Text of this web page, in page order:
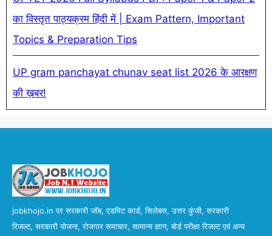
का विस्तृत पाठ्यक्रम हिंदी में | Exam Pattern, Important
Topics & Preparation Tips
UP gram panchayat chunav seat list 2026 के आरक्षण
की ख़बर!
jobkhojo.in पर सरकारी जॉब, एडमिट कार्ड, सिलेबस, उत्तर कुंजी, सरकारी
रिजल्ट, सरकारी योजना, रोजगार समाचार, सामान्य ज्ञान, बोर्ड परीक्षा रिजल्ट एवं अन्य